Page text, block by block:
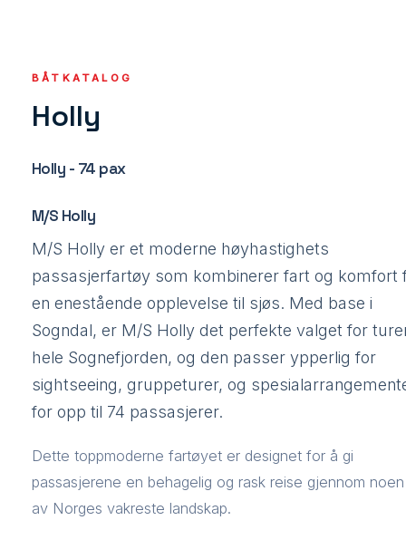
BÅTKATALOG
Holly
Holly - 74 pax
M/S Holly
M/S Holly er et moderne høyhastighets
passasjerfartøy som kombinerer fart og komfort
en enestående opplevelse til sjøs. Med base i
Sogndal, er M/S Holly det perfekte valget for
hele Sognefjorden, og den passer ypperlig for
sightseeing, gruppeturer, og
for opp til 74 passasjerer.
Dette toppmoderne fartøyet er designet for å gi
passasjerene en behagelig og rask reise gjennom noen
av Norges vakreste landskap.